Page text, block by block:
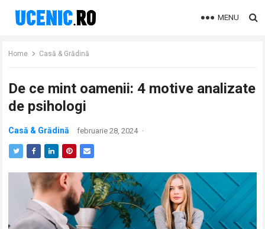
MENU
Home Casă & Grădină
De ce mint oamenii: 4 motive analizate
de psihologi
Casă & Grădină februarie 28, 2024 ·